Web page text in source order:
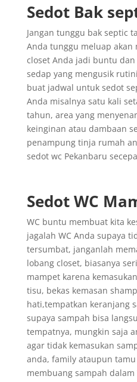
Sedot Bak
Jangan tunggu bak septic
Anda tunggu meluap
closet Anda jadi buntu
sedap yang mengusik
buat jadwal untuk sedot
Anda misalnya satu kali
tahun, area yang
keinginan atau dambaan
penampung tinja rumah
sedot wc Pekanbaru
Sedot WC
WC buntu membuat kita
jagalah WC Anda supaya
tersumbat, janganlah
lobang closet, biasanya
mampet karena
tisu, bekas kemasan
hati,tempatkan keranjang
supaya sampah bisa
tempatnya, mungkin saja
agar tidak kemasukan
anda, family ataupun
membuang sampah